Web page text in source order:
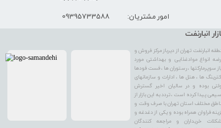
انبارنفت
انبارنفت تهران از دیرباز مرکز فروش و
انواع موادغذایی و بهداشتی مورد
سوپرمارکتها ، رستوران ها ، فست فودها
ها ، هتل ها ، ادارات و سازمانهای
بوده و در سالیان اخیر گسترش
پیدا کرده است ، تردد به این بازار از
مختلف استان تهران با صرف وقت و
فراوان همراه بوده و یکی از دغدغه و
خریداران و مراجعه کنندگان
امور مشتریان: